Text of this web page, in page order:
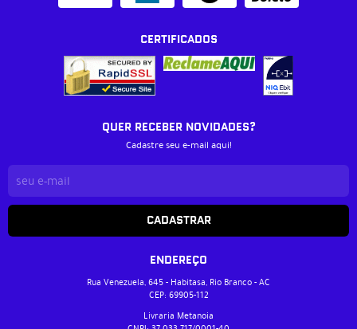
CERTIFICADOS
QUER RECEBER NOVIDADES?
Cadastre seu e-mail aqui!
CADASTRAR
ENDEREÇO
Rua Venezuela, 645- Habitasa, Rio Branco-AC
CEP: 69905-112
Livraria Metanoia